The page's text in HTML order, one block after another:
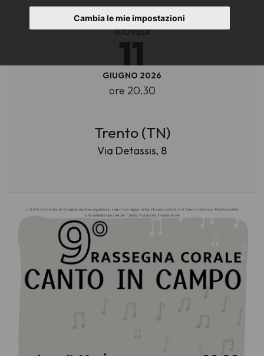
Cambia le mie impostazioni
GIOVEDÌ
11
GIUGNO 2026
ore 20.30
Trento (TN)
Via Detassis, 8